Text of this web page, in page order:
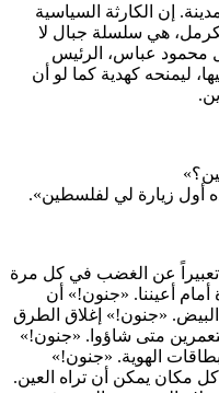
إن الكارثة السياسية
هي سلسلة جبال لا
محمود عباس، الرئيس
ليمنحه كهدية كما لو أن
أول زيارة لي لفلسطين».
تعبيراً عن الغضب في كل مرة
أمام أعيننا. «جنون!» أن
«جنون!» إغلاق الطرق
متى شاؤوا. «جنون!»
الهوية. «جنون!»
مكان يمكن أن تراه العين.